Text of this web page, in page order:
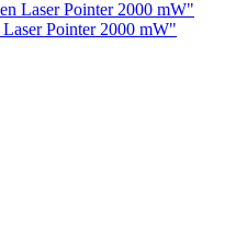
Laser Pointer 2000 mW"